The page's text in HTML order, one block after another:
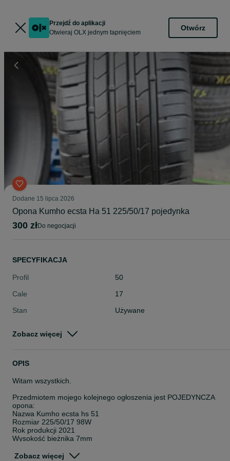
Przejdź do aplikacji
Otwieraj OLX jednym tapnięciem
Otwórz
Dodane 15 lipca 2026
Opona Kumho ecsta Ha 51 225/50/17 pojedynka
300 zł do negocjacji
SPECYFIKACJA
Profil
50
Cale
17
Stan
Używane
Szerokość
Zobacz więcej
OPIS
Witam wszystkich.
Przedmiotem mojego kolejnego ogłoszenia jest POJEDYNCZA
opona:
Nazwa Kumho ecsta hs 51
Rozmiar 225/50/17 98W
Rok produkcji 2021
Wysokość bieżnika 7mm
Podana cena jest za SZTUKĘ
Zobacz więcej